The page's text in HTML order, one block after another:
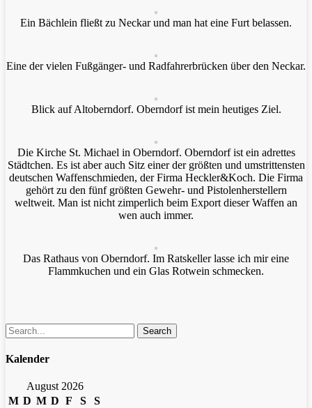
Ein Bächlein fließt zu Neckar und man hat eine Furt belassen.
Eine der vielen Fußgänger- und Radfahrerbrücken über den Neckar.
Blick auf Altoberndorf. Oberndorf ist mein heutiges Ziel.
Die Kirche St. Michael in Oberndorf. Oberndorf ist ein adrettes
Städtchen. Es ist aber auch Sitz einer der größten und umstrittensten
deutschen Waffenschmieden, der Firma Heckler&Koch. Die Firma
gehört zu den fünf größten Gewehr- und Pistolenherstellern
weltweit. Man ist nicht zimperlich beim Export dieser Waffen an
wen auch immer.
Das Rathaus von Oberndorf. Im Ratskeller lasse ich mir eine
Flammkuchen und ein Glas Rotwein schmecken.
Search
Kalender
August 2026
M D M D F S S